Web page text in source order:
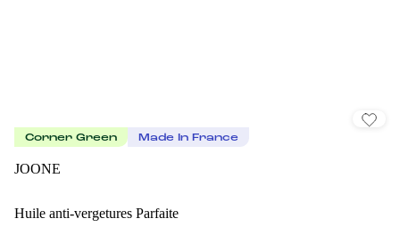
Corner Green Made In France
JOONE
Huile anti-vergetures Parfaite